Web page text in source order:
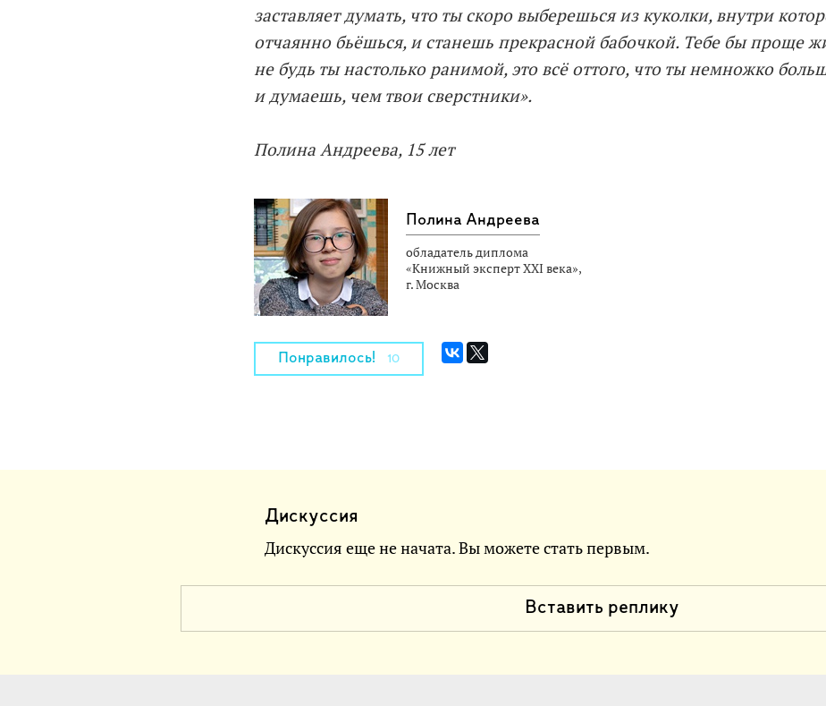
заставляет думать, что ты скоро выберешься из куколки, внутри
отчаянно бьёшься, и станешь прекрасной бабочкой. Тебе бы проще
не будь ты настолько ранимой, это всё оттого, что ты немножко
и думаешь, чем твои сверстники».
Полина Андреева, 15 лет
Полина Андреева
обладатель диплома
«Книжный эксперт XXI века»,
г. Москва
Понравилось! 10
Дискуссия
Дискуссия еще не начата. Вы можете стать первым.
Вставить реплику